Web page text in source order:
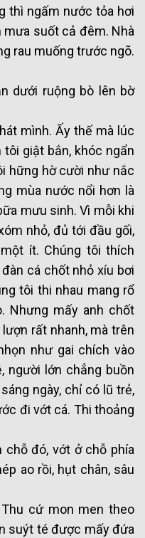
thì ngấm nước tỏa hơi
mưa suốt cả đêm. Nhà
rau muống trước ngõ.
dưới ruộng bò lên bờ
mình. Ấy thế mà lúc
giật bắn, khóc ngẩn
hững hờ cười như nắc
mùa nước nổi hơn là
mưu sinh. Vì mỗi khi
nhỏ, đủ tới đầu gối,
ít. Chúng tôi thích
cá chốt nhỏ xíu bơi
tôi thi nhau mang rổ
Nhưng mấy anh chốt
rất nhanh, mà trên
như gai chích vào
người lớn chẳng buồn
ngày, chỉ có lũ trẻ,
đi vớt cá. Thi thoảng
đó, vớt ở chỗ phía
ao rồi, hụt chân, sâu
cứ mon men theo
suýt té được mấy đứa